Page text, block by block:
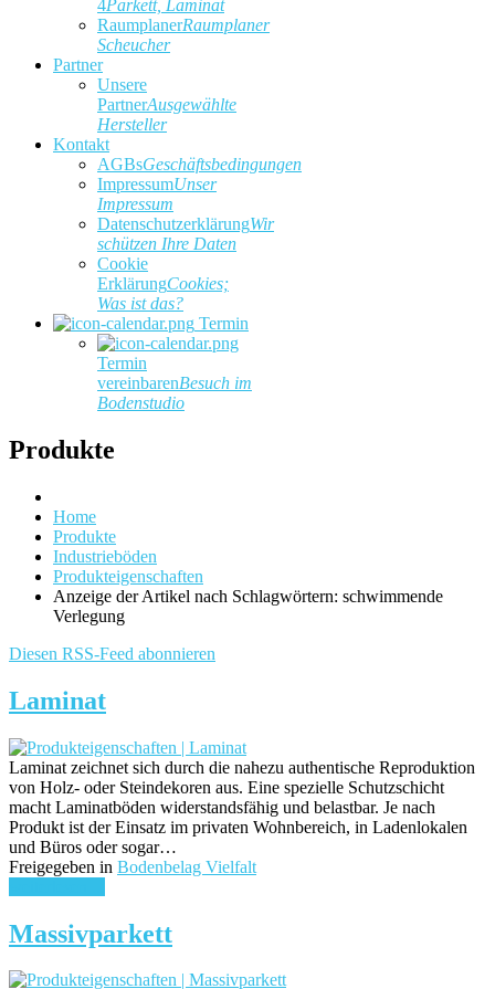
4Parkett, Laminat
RaumplanerRaumplaner
Scheucher
Partner
Unsere
PartnerAusgewählte
Hersteller
Kontakt
AGBsGeschäftsbedingungen
ImpressumUnser
Impressum
DatenschutzerklärungWir
schützen Ihre Daten
Cookie
ErklärungCookies;
Was ist das?
Termin
Termin
vereinbarenBesuch im
Bodenstudio
Produkte
Home
Produkte
Industrieböden
Produkteigenschaften
Anzeige der Artikel nach Schlagwörtern: schwimmende
Verlegung
Diesen RSS-Feed abonnieren
Laminat
Laminat zeichnet sich durch die nahezu authentische Reproduktion
von Holz- oder Steindekoren aus. Eine spezielle Schutzschicht
macht Laminatböden widerstandsfähig und belastbar. Je nach
Produkt ist der Einsatz im privaten Wohnbereich, in Ladenlokalen
und Büros oder sogar…
Freigegeben in Bodenbelag Vielfalt
Massivparkett